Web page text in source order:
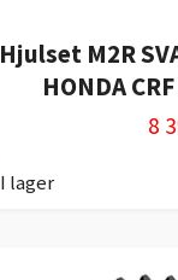
Hjulset M2R
HONDA
8
I lager